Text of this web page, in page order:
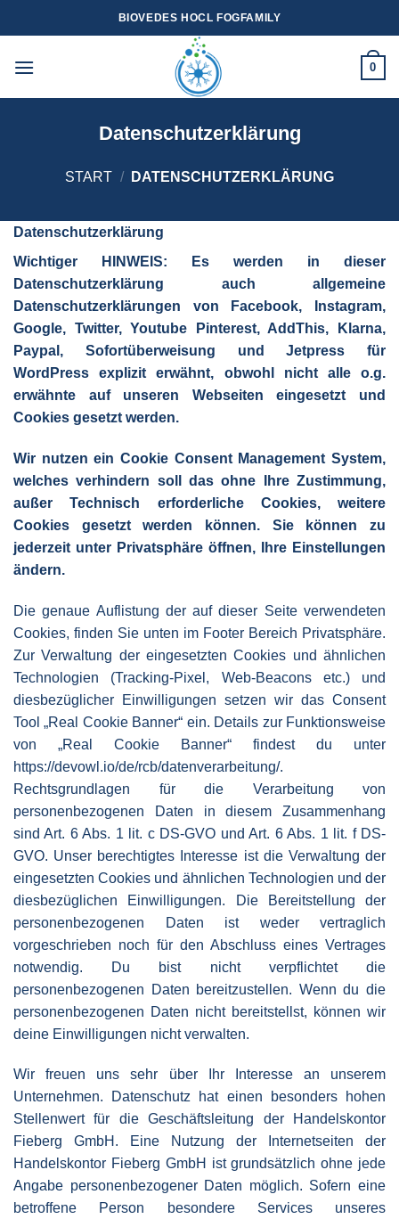
Inhalt
BIOVEDES HOCL FOGFAMILY
0
Datenschutzerklärung
START / DATENSCHUTZERKLÄRUNG
Datenschutzerklärung
Wichtiger HINWEIS: Es werden in dieser
Datenschutzerklärung auch allgemeine
Datenschutzerklärungen von Facebook, Instagram,
Google, Twitter, Youtube Pinterest, AddThis, Klarna,
Paypal, Sofortüberweisung und Jetpress für
WordPress explizit erwähnt, obwohl nicht alle o.g.
erwähnte auf unseren Webseiten eingesetzt und
Cookies gesetzt werden.
Wir nutzen ein Cookie Consent Management System,
welches verhindern soll das ohne Ihre Zustimmung,
außer Technisch erforderliche Cookies, weitere
Cookies gesetzt werden können. Sie können zu
jederzeit unter Privatsphäre öffnen, Ihre Einstellungen
ändern.
Die genaue Auflistung der auf dieser Seite verwendeten
Cookies, finden Sie unten im Footer Bereich Privatsphäre.
Zur Verwaltung der eingesetzten Cookies und ähnlichen
Technologien (Tracking-Pixel, Web-Beacons etc.) und
diesbezüglicher Einwilligungen setzen wir das Consent
Tool „Real Cookie Banner“ ein. Details zur Funktionsweise
von „Real Cookie Banner“ findest du unter
https://devowl.io/de/rcb/datenverarbeitung/.
Rechtsgrundlagen für die Verarbeitung von
personenbezogenen Daten in diesem Zusammenhang
sind Art. 6 Abs. 1 lit. c DS-GVO und Art. 6 Abs. 1 lit. f DS-
GVO. Unser berechtigtes Interesse ist die Verwaltung der
eingesetzten Cookies und ähnlichen Technologien und der
diesbezüglichen Einwilligungen. Die Bereitstellung der
personenbezogenen Daten ist weder vertraglich
vorgeschrieben noch für den Abschluss eines Vertrages
notwendig. Du bist nicht verpflichtet die
personenbezogenen Daten bereitzustellen. Wenn du die
personenbezogenen Daten nicht bereitstellst, können wir
deine Einwilligungen nicht verwalten.
Wir freuen uns sehr über Ihr Interesse an unserem
Unternehmen. Datenschutz hat einen besonders hohen
Stellenwert für die Geschäftsleitung der Handelskontor
Fieberg GmbH. Eine Nutzung der Internetseiten der
Handelskontor Fieberg GmbH ist grundsätzlich ohne jede
Angabe personenbezogener Daten möglich. Sofern eine
betroffene Person besondere Services unseres